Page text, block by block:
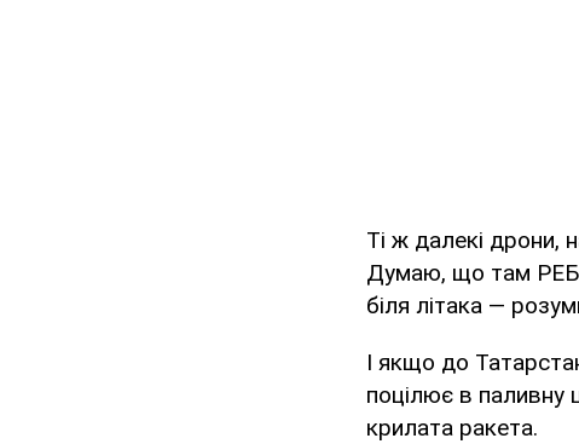
Ті ж далекі дрони,
Думаю, що там РЕБ
біля літака —
І якщо до
поцілює в паливну
крилата ракета.